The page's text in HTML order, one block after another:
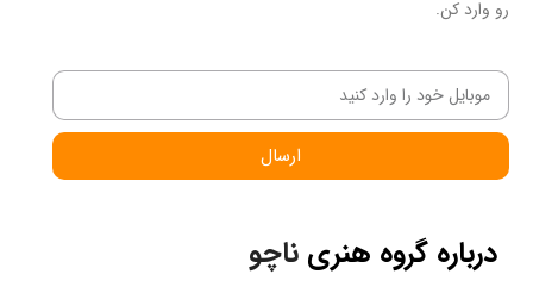
رو وارد کن.
ارسال
درباره گروه هنری ناچو